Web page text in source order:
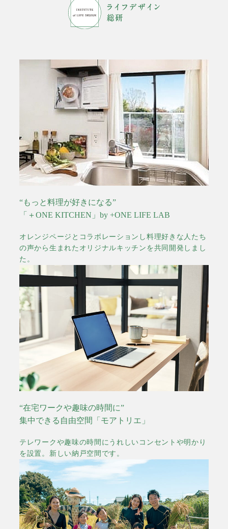
“もっと料理が好きになる”
「＋ONE KITCHEN」by +ONE LIFE LAB
オレンジページとコラボレーションし料理好きな人たち
の声から生まれたオリジナルキッチンを共同開発しまし
た。
“在宅ワークや趣味の時間に”
集中できる自由空間「モアトリエ」
テレワークや趣味の時間にうれしいコンセントや明かり
を設置。新しい納戸空間です。